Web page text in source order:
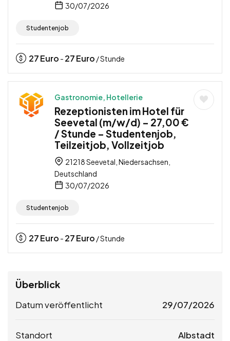
30/07/2026
Studentenjob
27Euro - 27Euro / Stunde
Gastronomie, Hotellerie
Rezeptionisten im Hotel für
Seevetal (m/w/d) – 27,00 €
/ Stunde – Studentenjob,
Teilzeitjob, Vollzeitjob
21218 Seevetal, Niedersachsen,
Deutschland
30/07/2026
Studentenjob
27Euro - 27Euro / Stunde
Überblick
Datum veröffentlicht 29/07/2026
Standort Albstadt